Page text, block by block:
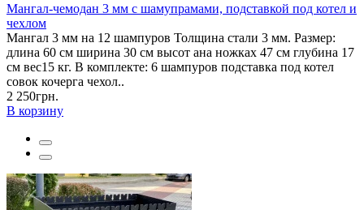
Мангал-чемодан 3 мм с шамупрамами, подставкой под котел и
чехлом
Мангал 3 мм на 12 шампуров Толщина стали 3 мм. Размер:
длина 60 см ширина 30 см высот ана ножках 47 см глубина 17
см вес15 кг. В комплекте: 6 шампуров подставка под котел
совок кочерга чехол..
2 250грн.
В корзину